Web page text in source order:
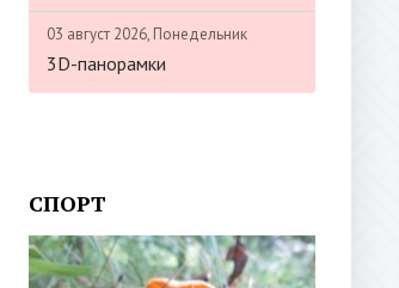
03 август 2026, Понедельник
3D-панорамки
СПОРТ